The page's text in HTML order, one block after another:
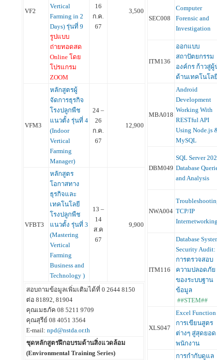
VF2
Vertical
Farming in 2
Days) รุ่นที่ 9
รูปแบบ
ถ่ายทอดสด
Online โดย
โปรแกรม
ZOOM
16
ก.ค.
67
3,500
VFM3
หลักสูตรผู้
จัดการธุรกิจ
โรงปลูกพืช
แนวตั้ง รุ่นที่ 4
(Indoor
Vertical
Farming
Manager)
24 –
26
ก.ค.
67
12,900
VFBT3
หลักสูตร
โอกาสทาง
ธุรกิจและ
เทคโนโลยี
โรงปลูกพืช
แนวตั้ง รุ่นที่ 3
(Mastering
Vertical
Farming
Business and
Technology )
13 –
14
ส.ค
67
9,900
สอบถามข้อมูลเพิ่มเติมได้ที่ 0 2644 8150
ต่อ 81892, 81904
คุณเมธภัค 08 5211 9709
คุณสุรีย์ 08 4051 3564
E-mail: npd@nstda.or.th
ชุดหลักสูตรฝึกอบรมด้านสิ่งแวดล้อม
(Environmental Training Series)
SEC008
Computer
Forensic and
Investigation
ITM136
ออกแบบ
สถาปัตยกรรม
องค์กร ก้าวสู่ผู้
ด้านเทคโนโ
MBA018
Android
Development
Working With
RESTful API
Using Node.js
MySQL
DBM049
SQL Server
Database
and Analysis
NWA004 TCP/IP
ITM116
Database
Security Audit:
การตรวจสอบ
ความปลอดภัย
ของระบบฐาน
ข้อมูล
##STEM##
XLS047
Excel Function
การเขียนสูตร
ต่างๆ สู่สุดยอด
พนักงาน
การกำกับดูแล